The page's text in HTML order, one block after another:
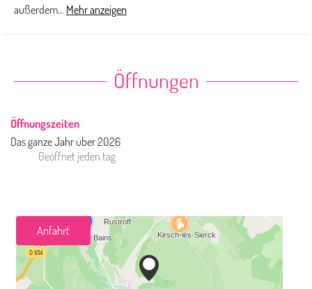
außerdem... Mehr anzeigen
Öffnungen
Öffnungszeiten
Das ganze Jahr über 2026
Geöffnet jeden tag
Anfahrt